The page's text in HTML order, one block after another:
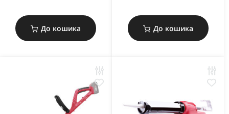
До кошика До кошика